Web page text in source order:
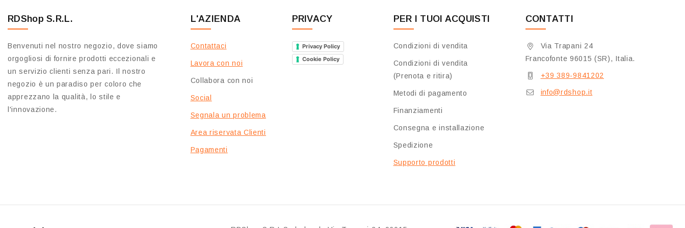
RDShop S.R.L.
Benvenuti nel nostro negozio, dove siamo
orgogliosi di fornire prodotti eccezionali e
un servizio clienti senza pari. Il nostro
negozio è un paradiso per coloro che
apprezzano la qualità, lo stile e
l'innovazione.
L'AZIENDA
Contattaci
Lavora con noi
Collabora con noi
Social
Segnala un problema
Area riservata Clienti
Pagamenti
PRIVACY
Privacy Policy
Cookie Policy
PER I TUOI ACQUISTI
Condizioni di vendita
Condizioni di vendita
(Prenota e ritira)
Metodi di pagamento
Finanziamenti
Consegna e installazione
Spedizione
Supporto prodotti
CONTATTI
Via Trapani 24
Francofonte 96015 (SR), Italia.
+39 389-9841202
info@rdshop.it